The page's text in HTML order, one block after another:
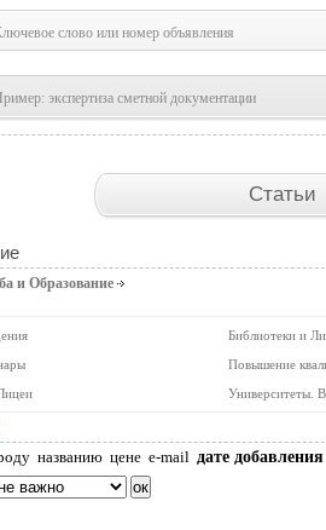
слово или номер объявления
экспертиза сметной документации
Статьи
и Образование
Библиотеки и
Повышение
Университеты.
названию цене e-mail дате добавления